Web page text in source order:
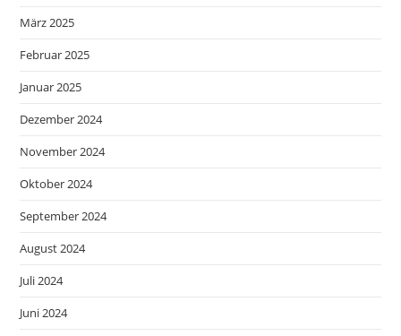
März 2025
Februar 2025
Januar 2025
Dezember 2024
November 2024
Oktober 2024
September 2024
August 2024
Juli 2024
Juni 2024